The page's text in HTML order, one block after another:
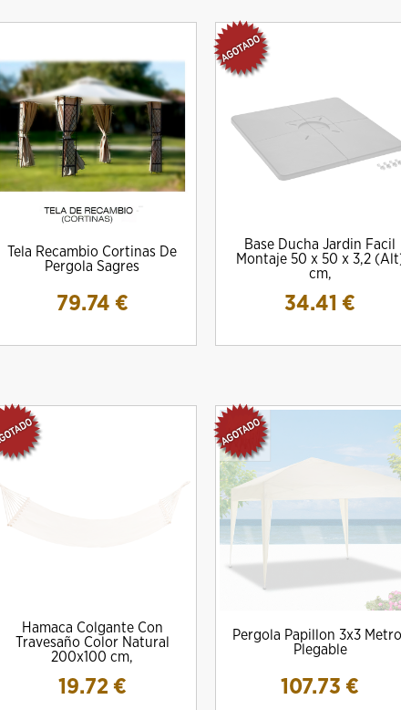
Tela Recambio Cortinas De
Pergola Sagres
79.74 €
Base Ducha Jardin Facil
Montaje 50 x 50 x 3,2
cm,
34.41 €
Hamaca Colgante Con
Travesaño Color Natural
200x100 cm,
19.72 €
Pergola Papillon 3x3
Plegable
107.73 €